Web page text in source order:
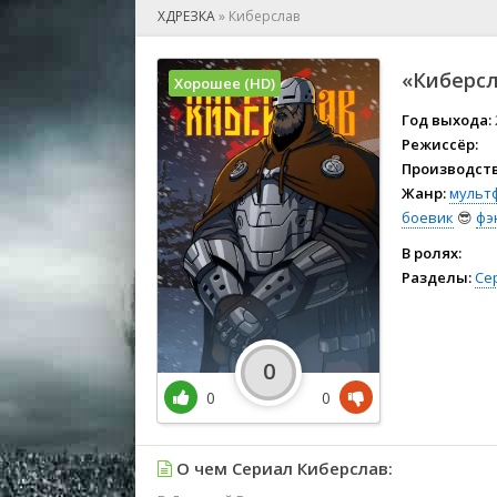
🕺 Мюзикл
👨‍💻
🎤 Ток-шоу
🧙‍♀️
🏅
ХДРЕЗКА» Киберслав
Год выхода:
Режиссёр:
Жанр:
боевик 😎
В ролях:
Разделы:
Хорошее (HD)
0
0
0
О чем Сериал Киберслав: